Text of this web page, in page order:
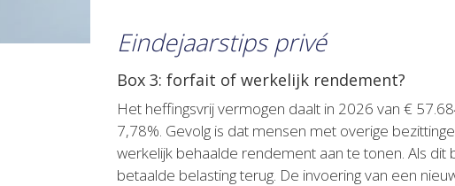
Eindejaarstips privé
Box 3: forfait of werkelijk rendement?
Het heffingsvrij vermogen daalt in 2026 van €
7,78%. Gevolg is dat mensen met overige
werkelijk behaalde rendement aan te tonen. Als
betaalde belasting terug. De invoering van een